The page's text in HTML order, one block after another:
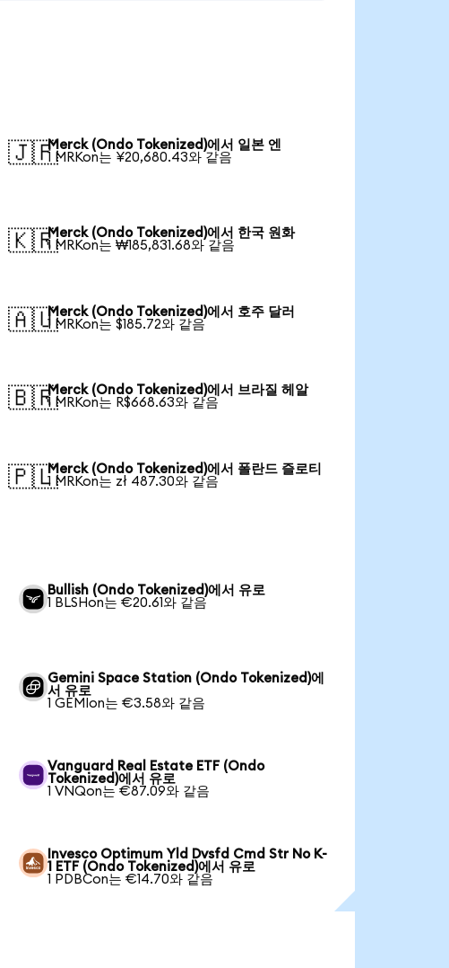
🇯🇵Merck (Ondo Tokenized)에서 일본 엔
1 MRKon는 ¥20,680.43와 같음
🇰🇷Merck (Ondo Tokenized)에서 한국 원화
1 MRKon는 ₩185,831.68와 같음
🇦🇺Merck (Ondo Tokenized)에서 호주 달러
1 MRKon는 $185.72와 같음
🇧🇷Merck (Ondo Tokenized)에서 브라질 헤알
1 MRKon는 R$668.63와 같음
🇵🇱Merck (Ondo Tokenized)에서 폴란드 즐로티
1 MRKon는 zł 487.30와 같음
Bullish (Ondo Tokenized)에서 유로
1 BLSHon는 €20.61와 같음
Gemini Space Station (Ondo Tokenized)에
서 유로
1 GEMIon는 €3.58와 같음
Vanguard Real Estate ETF (Ondo
Tokenized)에서 유로
1 VNQon는 €87.09와 같음
Invesco Optimum Yld Dvsfd Cmd Str No K-
1 ETF (Ondo Tokenized)에서 유로
1 PDBCon는 €14.70와 같음